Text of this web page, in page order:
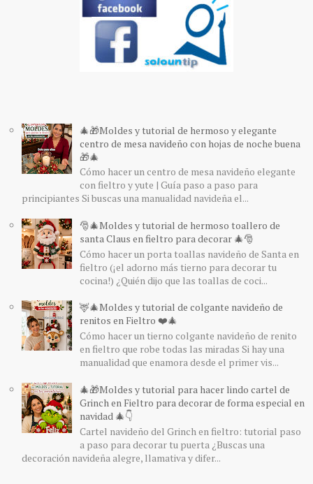
🎄🎁Moldes y tutorial de hermoso y elegante
centro de mesa navideño con hojas de noche buena
🎁🎄
Cómo hacer un centro de mesa navideño elegante
con fieltro y yute | Guía paso a paso para
principiantes Si buscas una manualidad navideña el...
🎅🎄Moldes y tutorial de hermoso toallero de
santa Claus en fieltro para decorar 🎄🎅
Cómo hacer un porta toallas navideño de Santa en
fieltro (¡el adorno más tierno para decorar tu
cocina!) ¿Quién dijo que las toallas de coci...
🦌🎄Moldes y tutorial de colgante navideño de
renitos en Fieltro ❤️🎄
Cómo hacer un tierno colgante navideño de renito
en fieltro que robe todas las miradas Si hay una
manualidad que enamora desde el primer vis...
🎄🎁Moldes y tutorial para hacer lindo cartel de
Grinch en Fieltro para decorar de forma especial en
navidad 🎄👇
Cartel navideño del Grinch en fieltro: tutorial paso
a paso para decorar tu puerta ¿Buscas una
decoración navideña alegre, llamativa y difer...